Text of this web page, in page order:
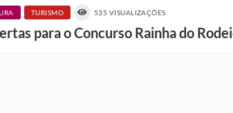
TURISMO 535 VISUALIZAÇÕES
para o Concurso Rainha do